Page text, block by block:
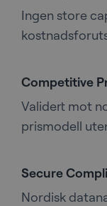
Ingen store
Competitive
Validert mot
prismodell
Secure
Nordisk